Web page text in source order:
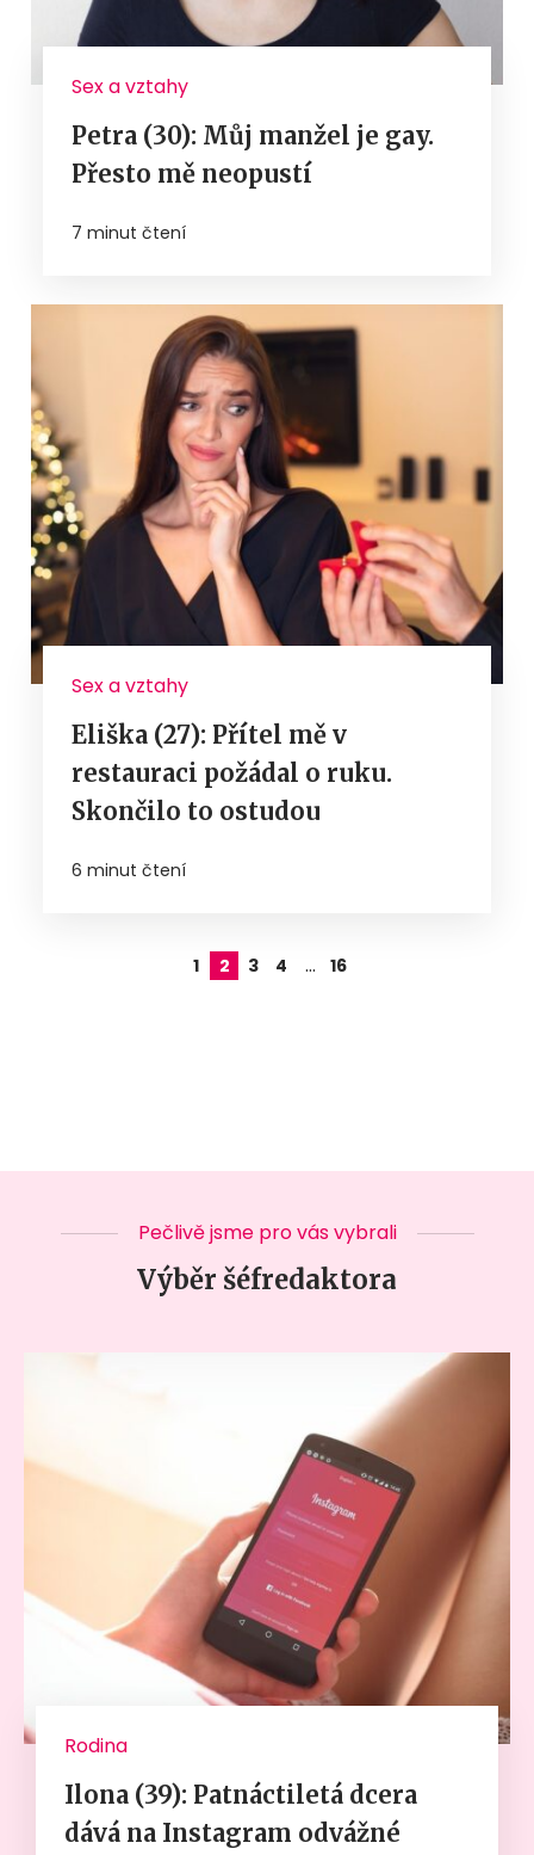
Sex a vztahy
Petra (30): Můj manžel je gay.
Přesto mě neopustí
7 minut čtení
Sex a vztahy
Eliška (27): Přítel mě v
restauraci požádal o ruku.
Skončilo to ostudou
6 minut čtení
1 2 3 4 … 16
Pečlivě jsme pro vás vybrali
Výběr šéfredaktora
Rodina
Ilona (39): Patnáctiletá dcera
dává na Instagram odvážné